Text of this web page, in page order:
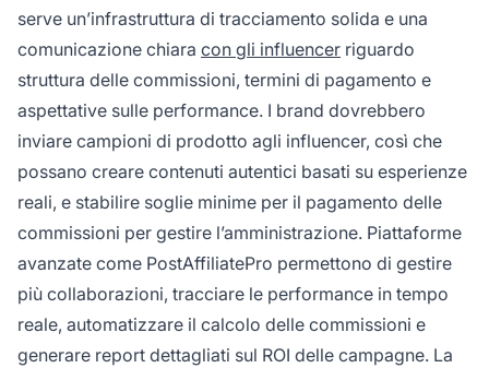
serve un’infrastruttura di tracciamento solida e una
comunicazione chiara con gli influencer riguardo
struttura delle commissioni, termini di pagamento e
aspettative sulle performance. I brand dovrebbero
inviare campioni di prodotto agli influencer, così che
possano creare contenuti autentici basati su esperienze
reali, e stabilire soglie minime per il pagamento delle
commissioni per gestire l’amministrazione. Piattaforme
avanzate come PostAffiliatePro permettono di gestire
più collaborazioni, tracciare le performance in tempo
reale, automatizzare il calcolo delle commissioni e
generare report dettagliati sul ROI delle campagne. La